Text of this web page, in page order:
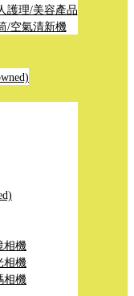
護理/美容產品
/空氣清新機
相機
相機
相機